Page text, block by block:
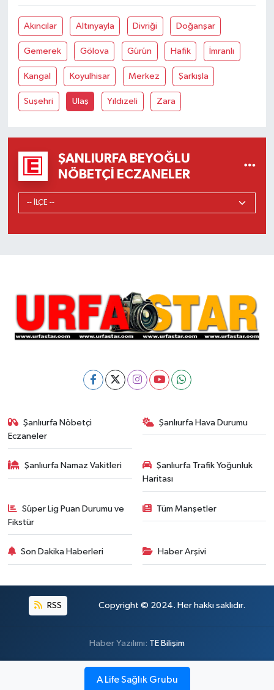
Akıncılar Altınyayla Divriği Doğanşar
Gemerek Gölova Gürün Hafik İmranlı
Kangal Koyulhisar Merkez Şarkışla
Suşehri Ulaş Yıldızeli Zara
ŞANLIURFA BEYOĞLU
NÖBETÇI ECZANELER
Şanlıurfa Nöbetçi
Eczaneler
Şanlıurfa Hava Durumu
Şanlıurfa Namaz Vakitleri
Şanlıurfa Trafik Yoğunluk
Haritası
Süper Lig Puan Durumu ve
Fikstür
Tüm Manşetler
Son Dakika Haberleri Haber Arşivi
RSS Copyright © 2024. Her hakkı saklıdır.
Haber Yazılımı: TE Bilişim
A Life Sağlık Grubu